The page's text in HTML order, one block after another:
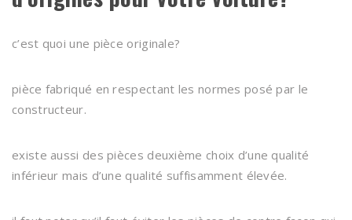
c’est quoi une pièce originale?
pièce fabriqué en respectant les normes posé par le
constructeur.
existe aussi des pièces deuxième choix d’une qualité
inférieur mais d’une qualité suffisamment élevée.